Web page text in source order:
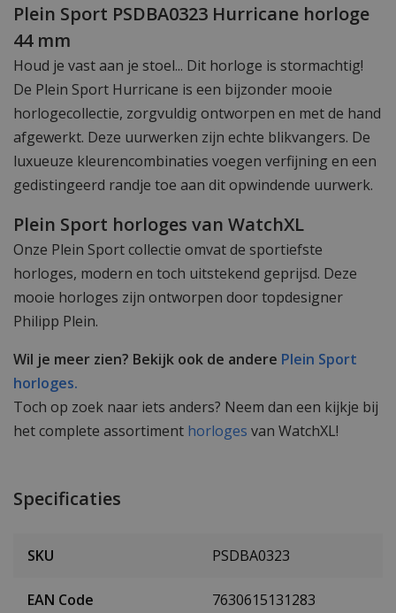
Plein Sport PSDBA0323 Hurricane horloge
44 mm
Houd je vast aan je stoel... Dit horloge is stormachtig!
De Plein Sport Hurricane is een bijzonder mooie
horlogecollectie, zorgvuldig ontworpen en met de hand
afgewerkt. Deze uurwerken zijn echte blikvangers. De
luxueuze kleurencombinaties voegen verfijning en een
gedistingeerd randje toe aan dit opwindende uurwerk.
Plein Sport horloges van WatchXL
Onze Plein Sport collectie omvat de sportiefste
horloges, modern en toch uitstekend geprijsd. Deze
mooie horloges zijn ontworpen door topdesigner
Philipp Plein.
Wil je meer zien? Bekijk ook de andere Plein Sport
horloges.
Toch op zoek naar iets anders? Neem dan een kijkje bij
het complete assortiment horloges van WatchXL!
Specificaties
SKU PSDBA0323
EAN Code 7630615131283